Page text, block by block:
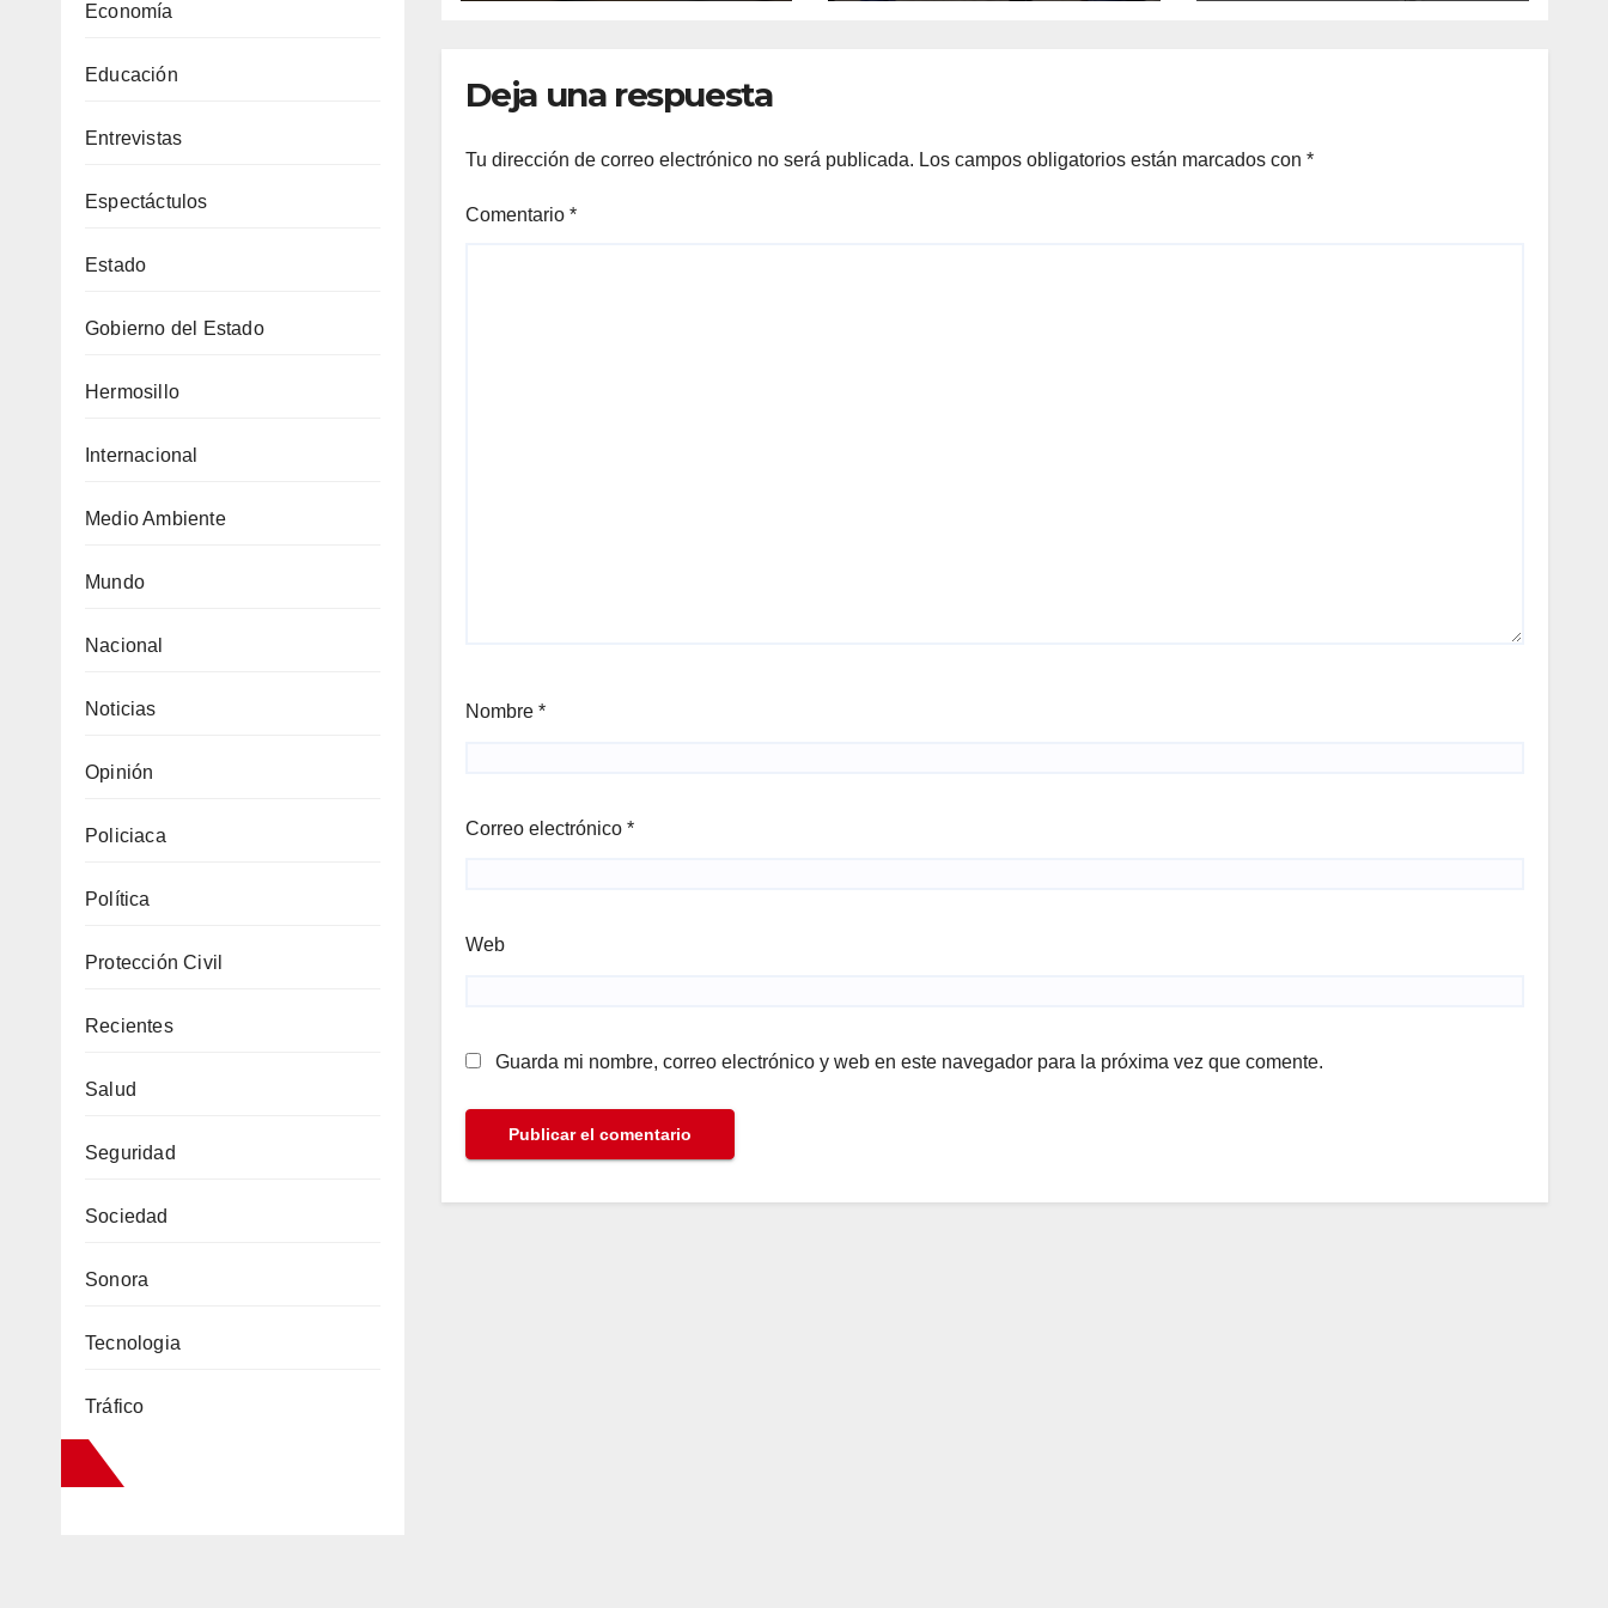
Economía
Educación
Entrevistas
Espectáctulos
Estado
Gobierno del Estado
Hermosillo
Internacional
Medio Ambiente
Mundo
Nacional
Noticias
Opinión
Policiaca
Política
Protección Civil
Recientes
Salud
Seguridad
Sociedad
Sonora
Tecnologia
Tráfico
partir del lunes 20
de magnitud 7.4 y
en tres municipios
Deja una respuesta
Tu dirección de correo electrónico no será publicada. Los campos obligatorios están marcados con *
Comentario *
Nombre *
Correo electrónico *
Web
Guarda mi nombre, correo electrónico y web en este navegador para la próxima vez que comente.